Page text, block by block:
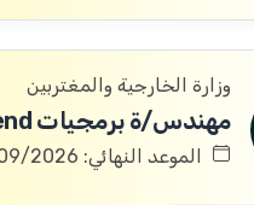
وزارة الخارجية والمغتربين
الموعد النهائي: 01/09/2026